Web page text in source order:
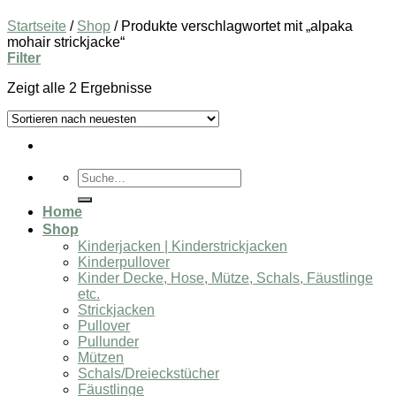
Suche
nach:
Home
Shop
Kinderjacken | Kinderstrickjacken
Kinderpullover
Kinder Decke, Hose, Mütze, Schals, Fäustlinge
etc.
Strickjacken
Pullover
Pullunder
Mützen
Schals/Dreieckstücher
Fäustlinge
Startseite / Shop /Produkte verschlagwortet mit „alpaka
mohair strickjacke“
Filter
Zeigt alle 2 Ergebnisse